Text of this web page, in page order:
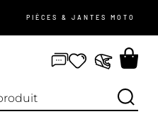
PIÈCES & JANTES MOTO
mot de passe oublié ?
Je m’inscris